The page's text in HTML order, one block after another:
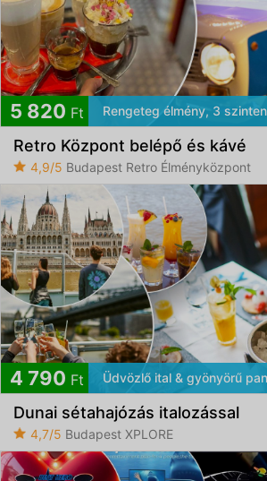
5 820 Ft Rengeteg élmény, 3
Retro Központ belépő és kávé
4,9/5 Budapest Retro Élményközpont
4 790 Ft Üdvözlő ital & gyönyörű
Dunai sétahajózás italozással
4,7/5 Budapest XPLORE